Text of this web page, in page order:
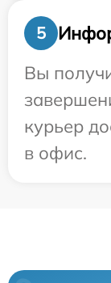
5
Вы
курьер
в офис.